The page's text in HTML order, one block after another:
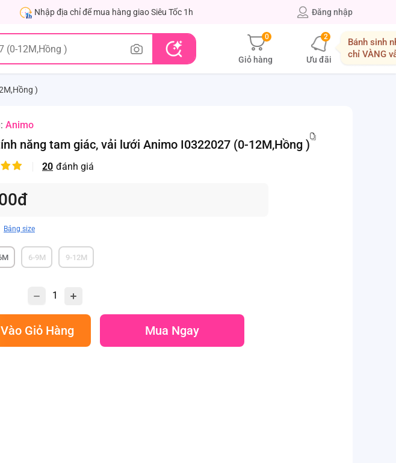
Nhập địa chỉ để mua hàng giao Siêu Tốc 1h Đăng nhập
0
Giỏ hàng
2
Ưu đãi
Bánh sinh
chỉ VÀNG
)
Animo
năng tam giác, vải lưới Animo I0322027 (0-12M,Hồng )
20 đánh giá
Bảng size
6-9M 9-12M
Giỏ Hàng Mua Ngay